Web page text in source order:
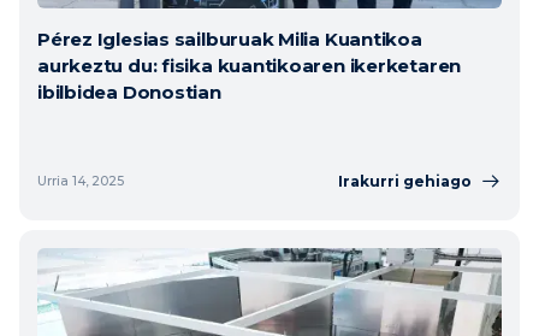
Pérez Iglesias sailburuak Milia Kuantikoa
aurkeztu du: fisika kuantikoaren ikerketaren
ibilbidea Donostian
Urria 14, 2025 Irakurri gehiago